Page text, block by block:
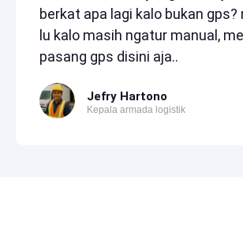
berkat apa lagi kalo bukan gps?
lu kalo masih ngatur manual,
pasang gps disini aja..
Jefry Hartono
Kepala armada logistik